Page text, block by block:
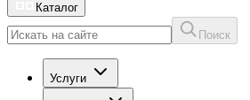
Каталог
Поиск
Услуги